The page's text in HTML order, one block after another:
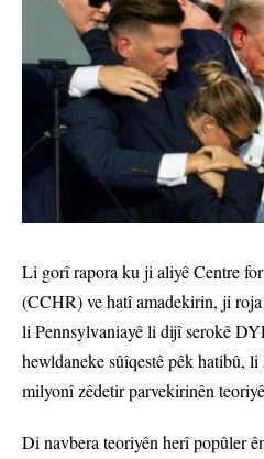
Li gorî rapora ku ji aliyê Centre
(CCHR) ve hatî amadekirin, ji
li Pennsylvaniayê li dijî serokê
hewldaneke sûîqestê pêk hatibû,
milyonî zêdetir parvekirinên
Di navbera teoriyên herî popûler